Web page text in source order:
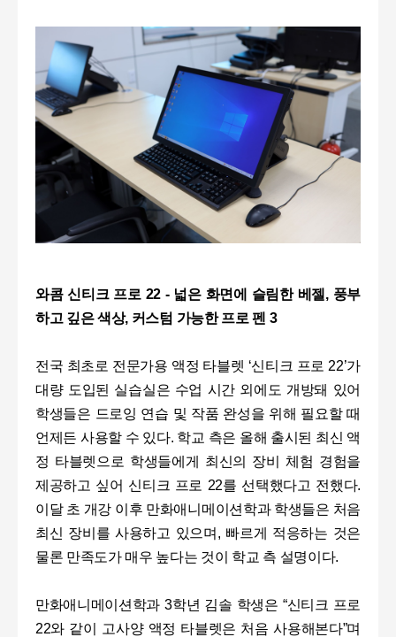
와콤 신티크 프로 22 - 넓은 화면에 슬림한 베젤, 풍부
하고 깊은 색상, 커스텀 가능한 프로 펜 3
전국 최초로 전문가용 액정 타블렛 ‘신티크 프로 22’가
대량 도입된 실습실은 수업 시간 외에도 개방돼 있어
학생들은 드로잉 연습 및 작품 완성을 위해 필요할 때
언제든 사용할 수 있다. 학교 측은 올해 출시된 최신 액
정 타블렛으로 학생들에게 최신의 장비 체험 경험을
제공하고 싶어 신티크 프로 22를 선택했다고 전했다.
이달 초 개강 이후 만화애니메이션학과 학생들은 처음
최신 장비를 사용하고 있으며, 빠르게 적응하는 것은
물론 만족도가 매우 높다는 것이 학교 측 설명이다.
만화애니메이션학과 3학년 김솔 학생은 “신티크 프로
22와 같이 고사양 액정 타블렛은 처음 사용해본다”며